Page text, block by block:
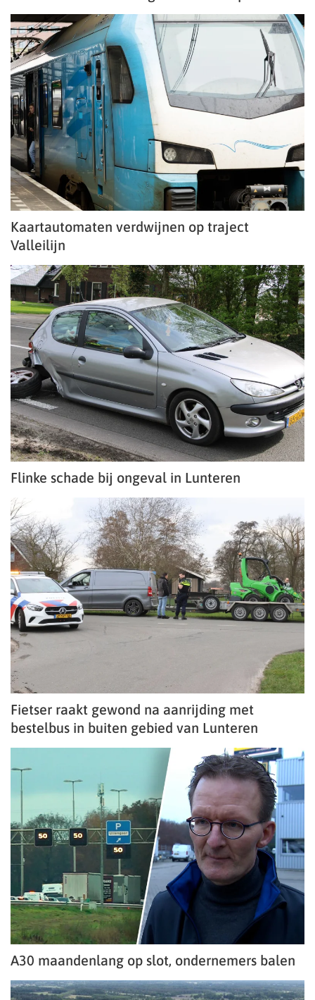
Kaartautomaten verdwijnen op traject
Valleilijn
Flinke schade bij ongeval in Lunteren
Fietser raakt gewond na aanrijding met
bestelbus in buiten gebied van Lunteren
A30 maandenlang op slot, ondernemers balen